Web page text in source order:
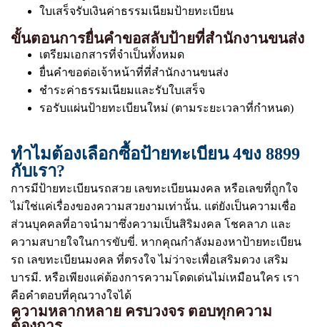
ใบเสร็จรับเงินค่าธรรมเนียมป้ายทะเบียน
ขั้นตอนการยื่นคำขอสลับป้ายที่สำนักงานขนส่ง
เตรียมเอกสารที่จำเป็นทั้งหมด
ยื่นคำขอต่อเจ้าหน้าที่ที่สำนักงานขนส่ง
ชำระค่าธรรมเนียมและรับใบเสร็จ
รอรับแผ่นป้ายทะเบียนใหม่ (ตามระยะเวลาที่กำหนด)
ทำไมต้องเลือกซื้อป้ายทะเบียน 4ขง 8899
กับเรา?
การมีป้ายทะเบียนรถสวย เลขทะเบียนมงคล หรือเลขที่ถูกใจ
ไม่ใช่แค่เรื่องของความสวยงามเท่านั้น. แต่ยังเป็นความเชื่อ
ส่วนบุคคลที่อาจนำมาซึ่งความเป็นสิริมงคล โชคลาภ และ
ความสบายใจในการขับขี่. หากคุณกำลังมองหาป้ายทะเบียน
รถ เลขทะเบียนมงคล ที่ตรงใจ ไม่ว่าจะเพื่อเสริมดวง เสริม
บารมี. หรือเพียงแค่ต้องการความโดดเด่นไม่เหมือนใคร เรา
คือคำตอบที่คุณวางใจได้
ความหลากหลาย ครบวงจร ตอบทุกความ